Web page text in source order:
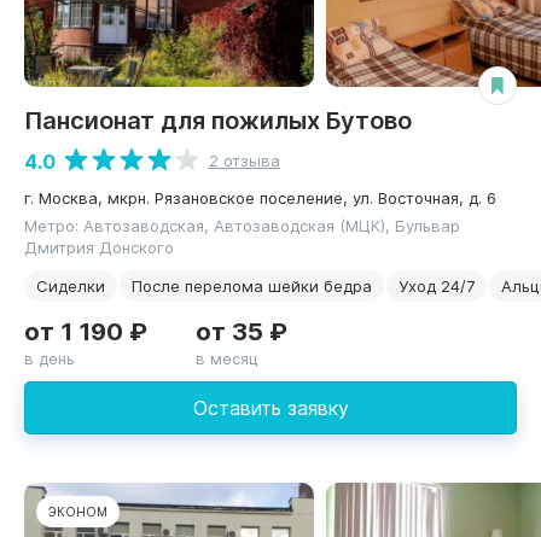
Пансионат для пожилых Бутово
4.0
2 отзыва
г. Москва, мкрн. Рязановское поселение, ул. Восточная, д. 6
Метро: Автозаводская, Автозаводская (МЦК), Бульвар
Дмитрия Донского
Сиделки
После перелома шейки бедра Уход 24/7
Оставить заявку
от 1 190 ₽
в день
от 35 ₽
в месяц
ЭКОНОМ